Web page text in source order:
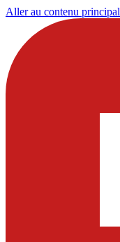
Aller au contenu principal